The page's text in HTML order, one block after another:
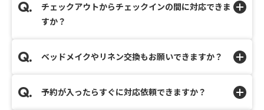
チェックアウトからチェックインの間に対応できま
すか？
ベッドメイクやリネン交換もお願いできますか？
予約が入ったらすぐに対応依頼できますか？